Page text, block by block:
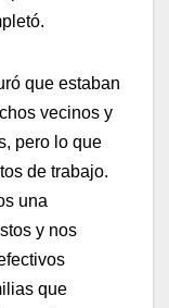
que estaban
vecinos y
pero lo que
de trabajo.
una
y nos
que